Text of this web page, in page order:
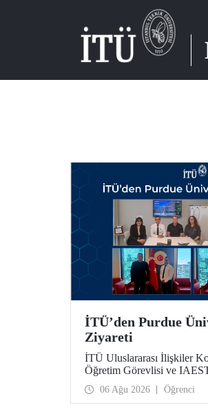
İTÜ’den Purdue
Ziyareti
İTÜ Uluslararası İlişkiler
Öğretim Görevlisi ve
Sorumlusu Cahit Okan,
birliğini geliştirmek
tarihlerinde ABD’de
06 Ağu 2026 Öğrenci